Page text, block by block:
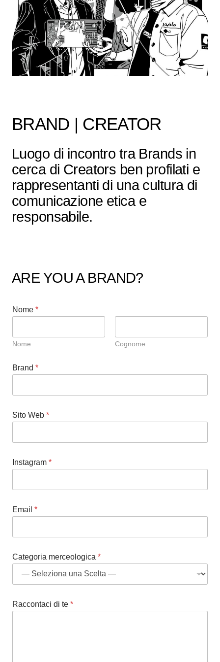
BRAND | CREATOR
Luogo di incontro tra Brands in
cerca di Creators ben profilati e
rappresentanti di una cultura di
comunicazione etica e
responsabile.
ARE YOU A BRAND?
Nome *
Nome Cognome
Brand *
Sito Web *
Instagram *
Email *
Categoria merceologica *
Raccontaci di te *